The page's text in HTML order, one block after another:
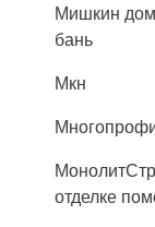
Мишкин
бань
Мкн
отделке